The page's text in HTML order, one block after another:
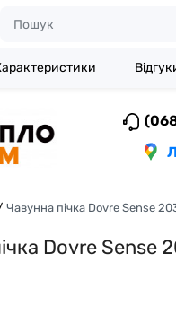
Чавунна пічка Dovre Sense
Dovre Sense